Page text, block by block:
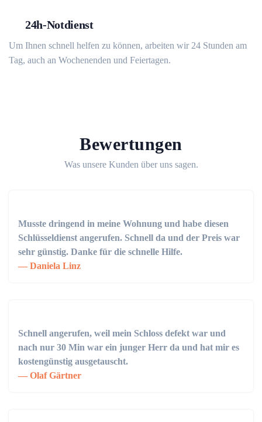
24h-Notdienst
Um Ihnen schnell helfen zu können, arbeiten wir 24 Stunden am
Tag, auch an Wochenenden und Feiertagen.
Bewertungen
Was unsere Kunden über uns sagen.
Musste dringend in meine Wohnung und habe diesen
Schlüsseldienst angerufen. Schnell da und der Preis war
sehr günstig. Danke für die schnelle Hilfe.
Daniela Linz
Schnell angerufen, weil mein Schloss defekt war und
nach nur 30 Min war ein junger Herr da und hat mir es
kostengünstig ausgetauscht.
Olaf Gärtner